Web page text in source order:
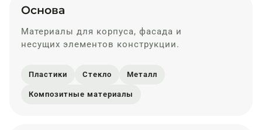
Основа
Материалы для корпуса, фасада и
несущих элементов конструкции.
Пластики Стекло Металл
Композитные материалы